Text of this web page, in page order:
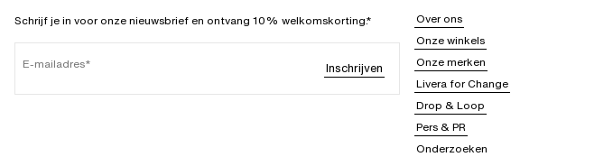
Schrijf je in voor onze nieuwsbrief en ontvang 10% welkomskorting.*
E-mailadres Inschrijven
Over ons
Onze winkels
Onze merken
Livera for Change
Drop & Loop
Pers & PR
Onderzoeken